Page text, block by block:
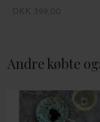
Andre købte